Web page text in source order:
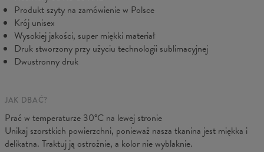
C - Długość ręk.
61 62 63
Produkt szyty na zamówienie w Polsce
Krój unisex
Wysokiej jakości, super miękki materiał
Druk stworzony przy użyciu technologii sublimacyjnej
Dwustronny druk
JAK DBAĆ?
Prać w temperaturze 30°C na lewej stronie
Unikaj szorstkich powierzchni, ponieważ nasza tkanina jest miękka i
delikatna. Traktuj ją ostrożnie, a kolor nie wyblaknie.